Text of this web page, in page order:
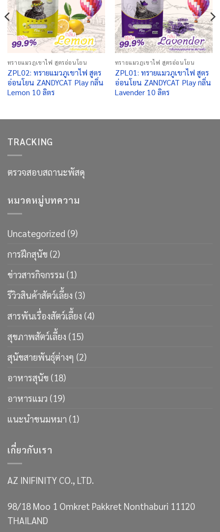
ทรายแมวภูเขาไฟ สูตรอ่อนโยน
ZPL02: ทรายแมวภูเขาไฟ สูตร
อ่อนโยน ZANDYCAT Play กลิ่น
Lemon 10 ลิตร
ทรายแมวภูเขาไฟ สูตรอ่อนโยน
ZPL01: ทรายแมวภูเขาไฟ สูตร
อ่อนโยน ZANDYCAT Play กลิ่น
Lavender 10 ลิตร
TRACKING
ตรวจสอบสถานะพัสดุ
หมวดหมู่บทความ
Uncategorized (9)
การฝึกสุนัข (2)
ข่าวสารกิจกรรม (1)
รีวิวสินค้าสัตว์เลี้ยง (3)
สารพันเรื่องสัตว์เลี้ยง (4)
สุขภาพสัตว์เลี้ยง (15)
สุนัขสายพันธ์ุต่างๆ (2)
อาหารสุนัข (18)
อาหารแมว (19)
แนะนำขนมหมา (1)
เกี่ยวกับเรา
AZ INIFINITY CO., LTD.
98/18 Moo 1 Omkret Pakkret Nonthaburi 11120
THAILAND